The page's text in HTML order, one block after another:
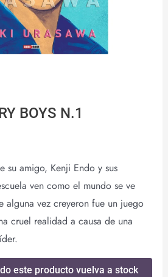
BOYS N.1
su amigo, Kenji Endo y sus
ven como el mundo se ve
alguna vez creyeron fue un juego
cruel realidad a causa de una
este producto vuelva a stock